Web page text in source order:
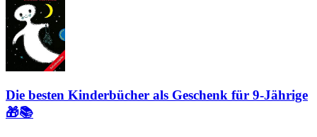
Die besten Kinderbücher als Geschenk für 9-Jährige
🎁📚